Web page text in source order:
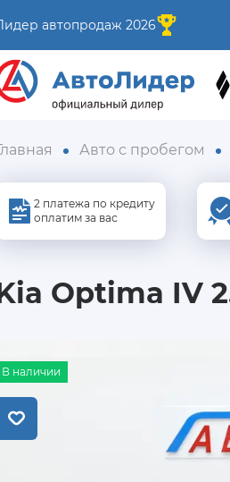
автопродаж 2026
Авто с пробегом
2 платежа по кредиту
оплатим за вас
Optima IV
В наличии